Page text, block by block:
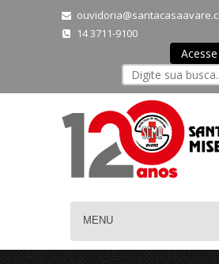
14 3711-9100
MENU